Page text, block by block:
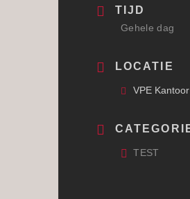
TIJD
Gehele dag
LOCATIE
VPE Kantoor
TEST